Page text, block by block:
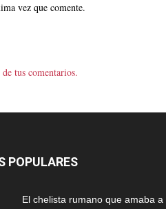
vez que comente.
tus comentarios.
POPULARES
El chelista rumano que amaba a